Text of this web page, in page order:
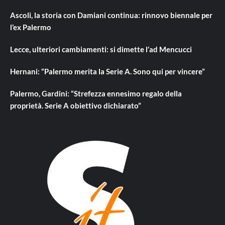
Ascoli, la storia con Damiani continua: rinnovo biennale per
l’ex Palermo
Lecce, ulteriori cambiamenti: si dimette l’ad Mencucci
Hernani: “Palermo merita la Serie A. Sono qui per vincere”
Palermo, Gardini: “Strefezza ennesimo regalo della
proprietà. Serie A obiettivo dichiarato”